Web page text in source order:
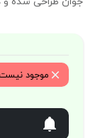
موجود